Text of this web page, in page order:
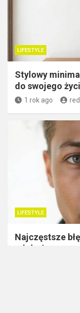
LIFESTYLE
Stylowy
do swojego
1 rok ago
LIFESTYLE
Najczęstsze
zdobyć